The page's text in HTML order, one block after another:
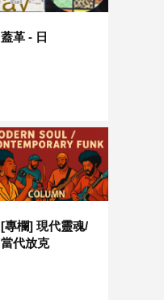
蓋革 - 日
[專欄] 現代靈魂/
當代放克